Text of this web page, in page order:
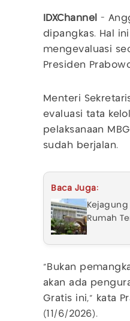
IDXChannel -
dipangkas. Hal
mengevaluasi
Presiden
Menteri
evaluasi tata
pelaksanaan
sudah berjalan.
Baca Juga:
Kejagung
Rumah
"Bukan
akan ada
Gratis ini," kata
(11/6/2026).